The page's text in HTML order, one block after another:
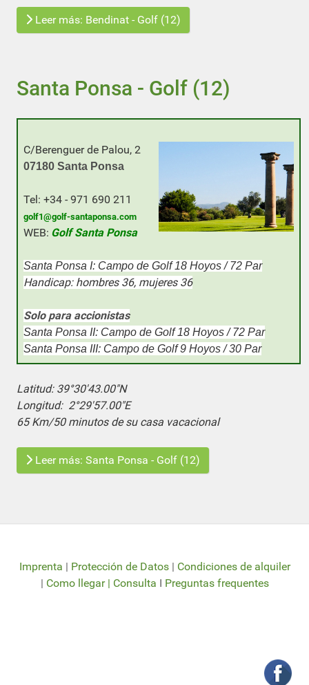
Leer más: Bendinat - Golf (12)
Santa Ponsa - Golf (12)
C/Berenguer de Palou, 2
07180 Santa Ponsa
Tel: +34 - 971 690 211
golf1@golf-santaponsa.com
WEB: Golf Santa Ponsa
Santa Ponsa I: Campo de Golf 18 Hoyos / 72 Par
Handicap: hombres 36, mujeres 36
Solo para accionistas
Santa Ponsa II: Campo de Golf 18 Hoyos / 72 Par
Santa Ponsa III: Campo de Golf 9 Hoyos/ 30 Par
Latitud: 39°30'43.00"N
Longitud: 2°29'57.00"E
65 Km/50 minutos de su casa vacacional
Leer más: Santa Ponsa - Golf (12)
Imprenta | Protección de Datos| Condiciones de alquiler
| Como llegar | Consulta I Preguntas frequentes